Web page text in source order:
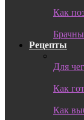
Как
Рецепты
Для
Как
Как